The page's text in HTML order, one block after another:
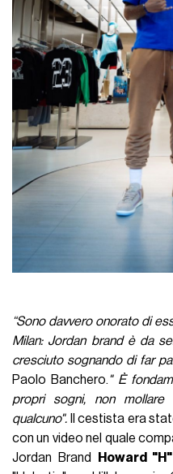
“Sono davvero onorato di
Milan: Jordan brand è da
cresciuto sognando di far
Paolo Banchero." È
propri sogni, non
qualcuno".
Il cestista era
con un video nel quale
Jordan Brand
Howard